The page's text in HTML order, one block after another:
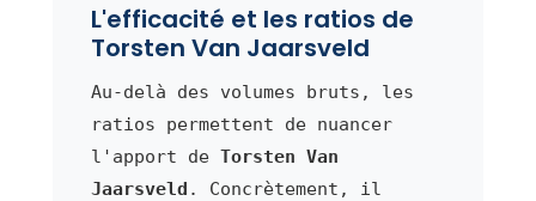
L'efficacité et les ratios de
Torsten Van Jaarsveld
Au-delà des volumes bruts, les
ratios permettent de nuancer
l'apport de Torsten Van
Jaarsveld . Concrètement, il